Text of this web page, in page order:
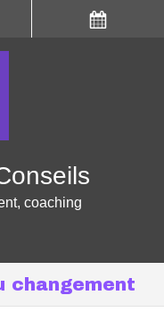
coaching
changement